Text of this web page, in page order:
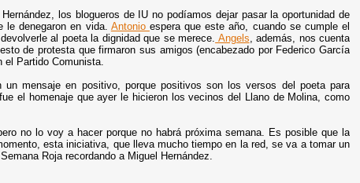
los blogueros de IU no podíamos dejar pasar la oportunidad de
le denegaron en vida. Antonio espera que este año, cuando se cumple el
al poeta la dignidad que se merece. Angels, además, nos cuenta
de protesta que firmaron sus amigos (encabezado por Federico García
el Partido Comunista.
mensaje en positivo, porque positivos son los versos del poeta para
el homenaje que ayer le hicieron los vecinos del Llano de Molina, como
no lo voy a hacer porque no habrá próxima semana. Es posible que la
esta iniciativa, que lleva mucho tiempo en la red, se va a tomar un
Roja recordando a Miguel Hernández.